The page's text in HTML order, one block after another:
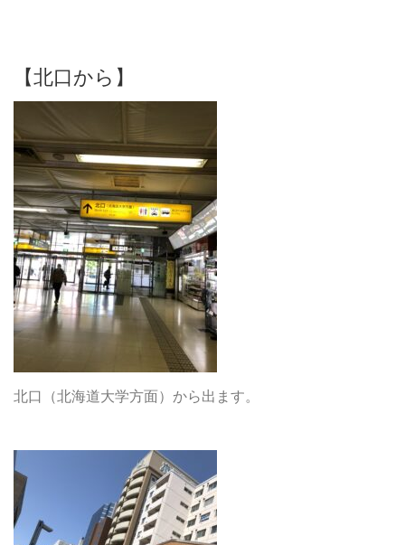
【北口から】
北口（北海道大学方面）から出ます。